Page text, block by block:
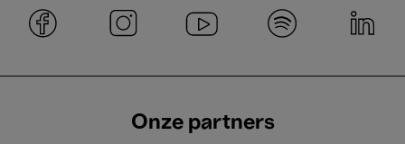
Onze partners